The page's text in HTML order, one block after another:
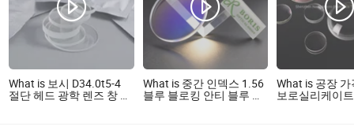
What is 보시 D34.0t5-4
절단 헤드 광학 렌즈 창 렌
What is 중간 인덱스 1.56
블루 블로킹 안티 블루 라
What is 공장
보로실리케이